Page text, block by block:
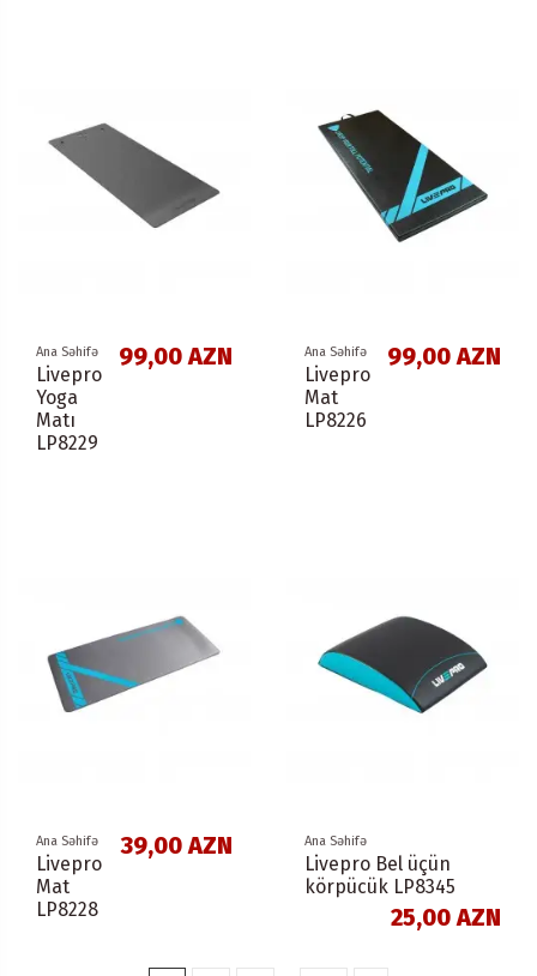
Ana Səhifə
Livepro
Yoga
Matı
LP8229
99,00 AZN Ana Səhifə
Livepro
Mat
LP8226
99,00 AZN
Ana Səhifə
Livepro
Mat
LP8228
39,00 AZN Ana Səhifə
Livepro Bel üçün
körpücük LP8345
25,00 AZN